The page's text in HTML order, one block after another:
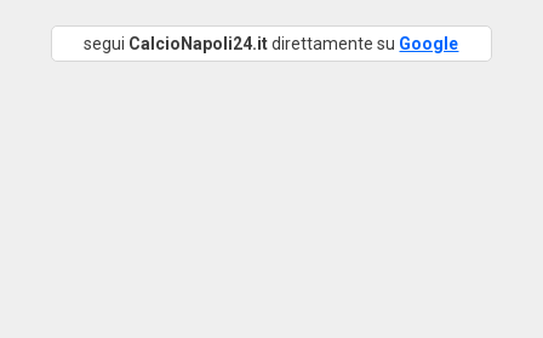
segui CalcioNapoli24.itdirettamente su Google